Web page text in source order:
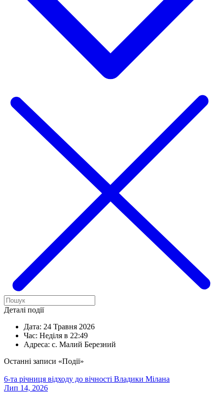
Деталі події
Дата: 24 Травня 2026
Час: Неділя в 22:49
Адреса: с. Малий Березний
Останні записи «Події»
6-та річниця відходу до вічності Владики Мілана
Лип 14, 2026